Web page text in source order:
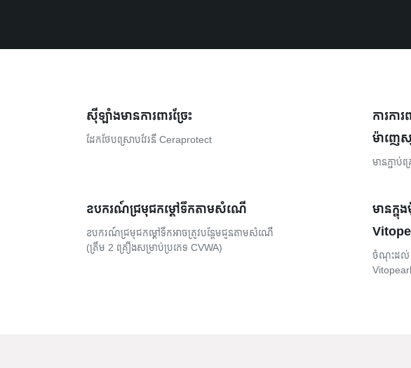
ស៊ីឡាំងមានការពារច្រែះ
ដែកថែបស្រោបវែរនី Ceraprotect
ការកា
ម៉ាញេ
មានភ្ជា
ឧបករណ៍ជ្រមុជកម្តៅទឹកតាមសំណើ
ឧបករណ៍ជ្រមុជកម្តៅទឹកអាចត្រូវបន្ថែមជូនតាមសំណើ
(ត្រឹម 2 គ្រឿងសម្រាប់ប្រភេទ CVWA)
មានក្
ចំណុះដល់